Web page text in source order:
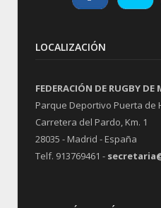
LOCALIZACIÓN
FEDERACIÓN DE RUGBY DE
Parque Deportivo Puerta de
Carretera del Pardo, Km. 1
28035 - Madrid - España
Telf. 913769461 -